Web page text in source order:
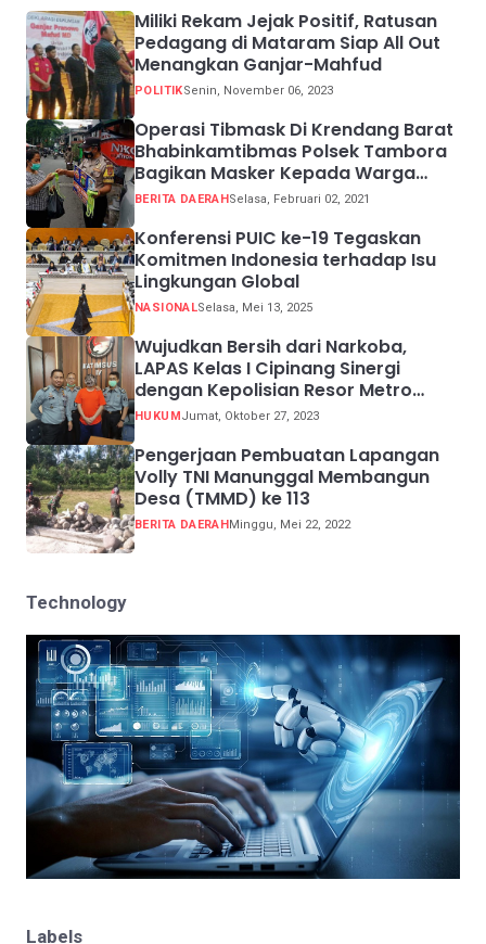
Miliki Rekam Jejak Positif, Ratusan
Pedagang di Mataram Siap All Out
Menangkan Ganjar-Mahfud
POLITIKSenin, November 06, 2023
Operasi Tibmask Di Krendang Barat
Bhabinkamtibmas Polsek Tambora
Bagikan Masker Kepada Warga
Pelanggar Prokes
BERITA DAERAHSelasa, Februari 02, 2021
Konferensi PUIC ke-19 Tegaskan
Komitmen Indonesia terhadap Isu
Lingkungan Global
NASIONALSelasa, Mei 13, 2025
Wujudkan Bersih dari Narkoba,
LAPAS Kelas I Cipinang Sinergi
dengan Kepolisian Resor Metro
Jakarta Barat
HUKUMJumat, Oktober 27, 2023
Pengerjaan Pembuatan Lapangan
Volly TNI Manunggal Membangun
Desa (TMMD) ke 113
BERITA DAERAHMinggu, Mei 22, 2022
Technology
Labels